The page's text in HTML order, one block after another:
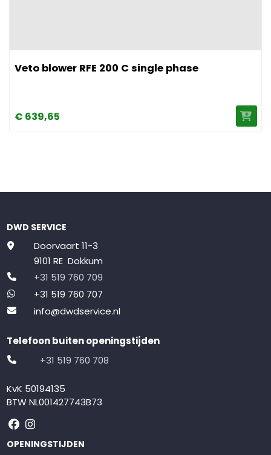
Veto blower RFE 200 C single phase
€ 639,65
DWD SERVICE
Doorvaart 11-3
9101 RE Dokkum
+31 519 760 709
+31 519 760 707
info@dwdservice.nl
Telefoon buiten openingstijden
+31 519 760 708
KvK 50194135
BTW NL001427743B73
Volg ons op Facebook
Volg ons op Instagram
OPENINGSTIJDEN